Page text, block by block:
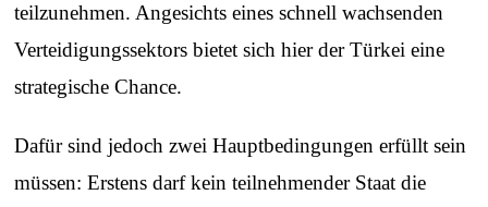
teilzunehmen. Angesichts eines schnell wachsenden
Verteidigungssektors bietet sich hier der Türkei eine
strategische Chance.
Dafür sind jedoch zwei Hauptbedingungen erfüllt sein
müssen: Erstens darf kein teilnehmender Staat die